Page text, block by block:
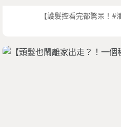
【護髮控看完都驚呆！#